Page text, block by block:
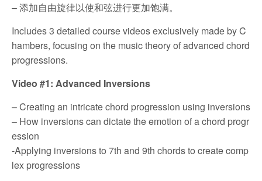
– 添加自由旋律以使和弦进行更加饱满。
Includes 3 detailed course videos exclusively made by C
hambers, focusing on the music theory of advanced chord
progressions.
Video #1: Advanced Inversions
– Creating an intricate chord progression using inversions
– How inversions can dictate the emotion of a chord progr
ession
-Applying inversions to 7th and 9th chords to create comp
lex progressions